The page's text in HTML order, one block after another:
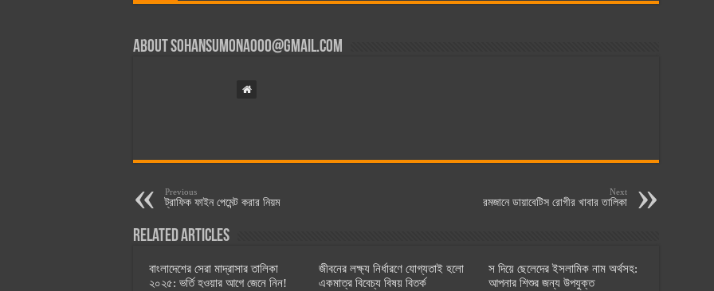
Aboutsohansumona000@gmail.com
Previous
ট্রাফিক ফাইন পেমেন্ট করার নিয়ম
Next
রমজানে ডায়াবেটিস রোগীর খাবার তালিকা
Related Articles
বাংলাদেশের সেরা মাদ্রাসার তালিকা
২০২৫: ভর্তি হওয়ার আগে জেনে নিন!
জীবনের লক্ষ্য নির্ধারণে যোগ্যতাই হলো
একমাত্র বিবেচ্য বিষয় বিতর্ক
স দিয়ে ছেলেদের ইসলামিক নাম অর্থসহ:
আপনার শিশুর জন্য উপযুক্ত